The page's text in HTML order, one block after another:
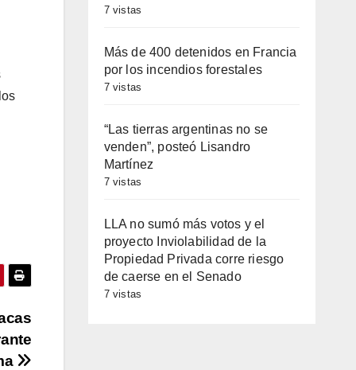
7 vistas
Más de 400 detenidos en Francia
por los incendios forestales
7 vistas
“Las tierras argentinas no se
venden”, posteó Lisandro
Martínez
7 vistas
LLA no sumó más votos y el
proyecto Inviolabilidad de la
Propiedad Privada corre riesgo
de caerse en el Senado
7 vistas